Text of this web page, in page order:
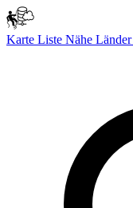
Karte Liste Nähe Länder